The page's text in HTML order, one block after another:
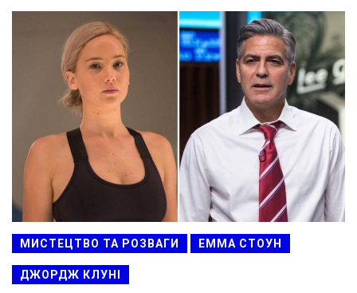
МИСТЕЦТВО ТА РОЗВАГИ ЕММА СТОУН
ДЖОРДЖ КЛУНІ